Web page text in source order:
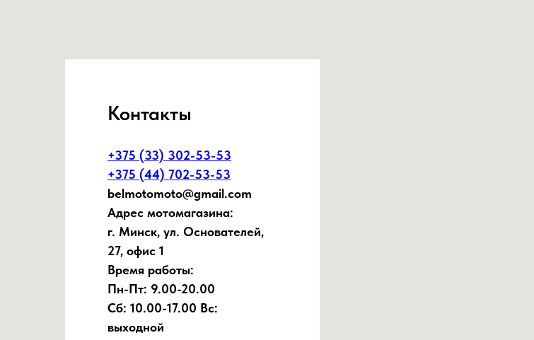
Контакты
+375 (33) 302-53-53
+375 (44) 702-53-53
belmotomoto@gmail.com
Адрес мотомагазина:
г. Минск, ул. Основателей,
27, офис 1
Время работы:
Пн-Пт: 9.00-20.00
Сб: 10.00-17.00 Вс:
выходной